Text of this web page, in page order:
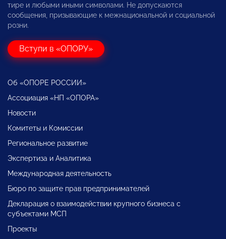
тире и любыми иными символами. Не допускаются
сообщения, призывающие к межнациональной и социальной
розни.
Вступи в «ОПОРУ»
Об «ОПОРЕ РОССИИ»
Ассоциация «НП «ОПОРА»
Новости
Комитеты и Комиссии
Региональное развитие
Экспертиза и Аналитика
Международная деятельность
Бюро по защите прав предпринимателей
Декларация о взаимодействии крупного бизнеса с
субъектами МСП
Проекты